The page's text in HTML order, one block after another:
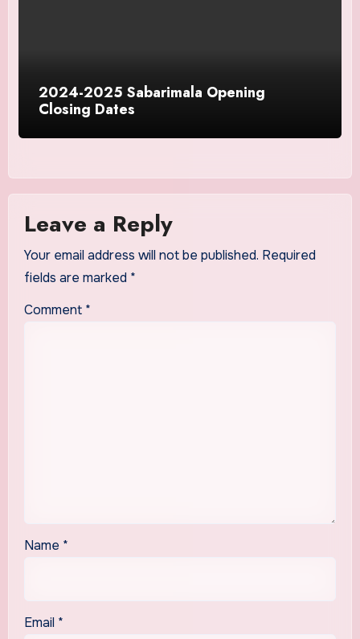
2024-2025 Sabarimala Opening
Closing Dates
Leave a Reply
Your email address will not be published. Required
fields are marked *
Comment *
Name *
Email *